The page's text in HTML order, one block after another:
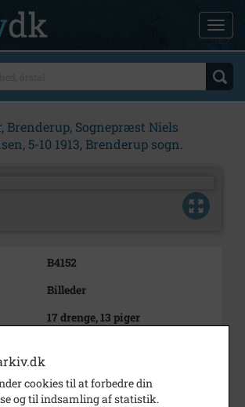
Brenderup, Sognepræst Niels
5-10 1913, Brenderup sogn.
B4152
Billeder
17 drenge, 13 piger
konfirmeret 5-10 1913
cookies til at forbedre din
og til indsamling af statistik.